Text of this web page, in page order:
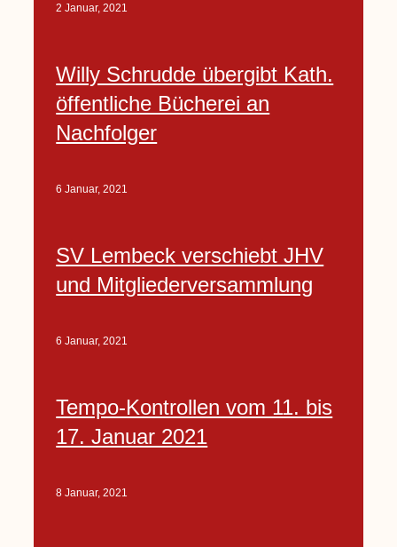
2 Januar, 2021
Willy Schrudde übergibt Kath.
öffentliche Bücherei an
Nachfolger
6 Januar, 2021
SV Lembeck verschiebt JHV
und Mitgliederversammlung
6 Januar, 2021
Tempo-Kontrollen vom 11. bis
17. Januar 2021
8 Januar, 2021